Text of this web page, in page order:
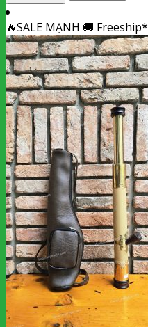
🔥SALE MẠNH 🚚 Freeship*